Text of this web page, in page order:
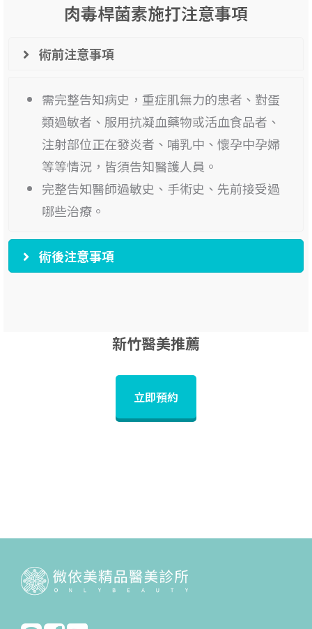
肉毒桿菌素施打注意事項
術前注意事項
需完整告知病史，重症肌無力的患者、對蛋
類過敏者、服用抗凝血藥物或活血食品者、
注射部位正在發炎者、哺乳中、懷孕中孕婦
等等情況，皆須告知醫護人員。
完整告知醫師過敏史、手術史、先前接受過
哪些治療。
術後注意事項
新竹醫美推薦
立即預約